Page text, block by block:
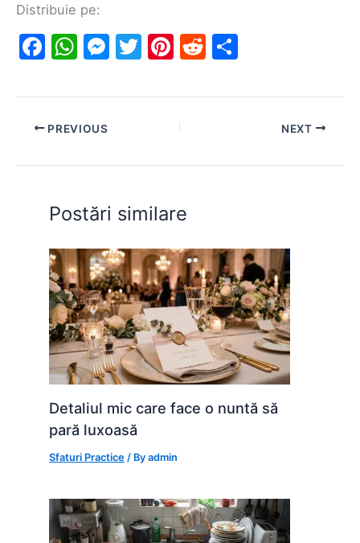
Distribuie pe:
F
c
e
o
o
k
W
at
s
p
p
M
s
n
g
er
T
itt
Pi
er
e
R
d ar
PREVIOUS NEXT
Postări similare
Detaliul mic care face o nuntă să
pară luxoasă
Sfaturi Practice / Byadmin